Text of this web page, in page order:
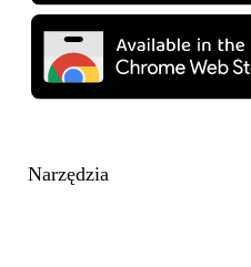
Narzędzia